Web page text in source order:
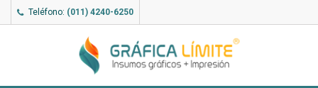
Teléfono: (011) 4240-6250